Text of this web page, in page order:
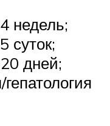
недель;
суток;
дней;